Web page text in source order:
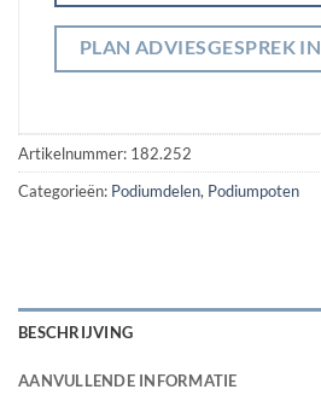
PLAN ADVIESGESPREK IN
Artikelnummer: 182.252
Categorieën: Podiumdelen, Podiumpoten
BESCHRIJVING
AANVULLENDE INFORMATIE